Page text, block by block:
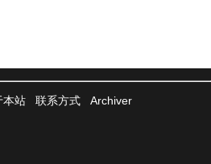
本站 联系方式 Archiver